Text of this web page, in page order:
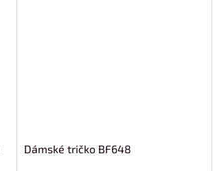
Dámské tričko BF648